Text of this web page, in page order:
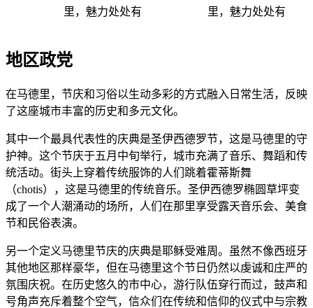
地区政党
在马德里，节庆和习俗以生动多彩的方式融入日常生活，反映
了这座城市丰富的历史和多元文化。
其中一个最具代表性的庆典是圣伊西德罗节，这是马德里的守
护神。这个节庆于五月中旬举行，城市充满了音乐、舞蹈和传
统活动。街头上穿着传统服饰的人们跳着霍蒂斯舞
（chotis），这是马德里的传统音乐。圣伊西德罗椭圆草坪变
成了一个人潮涌动的场所，人们在那里享受露天音乐会、美食
节和民俗表演。
另一个定义马德里节庆的庆典是耶稣受难周。虽然不像西班牙
其他地区那样豪华，但在马德里这个节日仍然以虔诚和庄严的
氛围庆祝。在历史悠久的市中心，游行队伍穿行而过，鼓声和
号角声充斥着整个空气，信众们在传统和信仰的仪式中与宗教